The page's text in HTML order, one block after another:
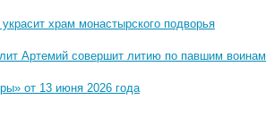
храм монастырского подворья
Артемий совершит литию по павшим воинам
от 13 июня 2026 года